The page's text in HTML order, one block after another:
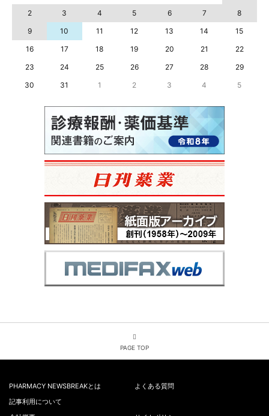
2
3 4 5 6 7
8
9
10 11 12 13 14
15
16
17 18 19 20 21
22
23
24 25 26 27 28
29
30
31 1 2 3 4 5
PAGE TOP
PHARMACY NEWSBREAKとは
よくある質問
記事利用について